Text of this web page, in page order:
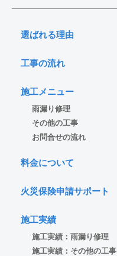
選ばれる理由
工事の流れ
施工メニュー
雨漏り修理
その他の工事
お問合せの流れ
料金について
火災保険申請サポート
施工実績
施工実績：雨漏り修理
施工実績：その他の工事